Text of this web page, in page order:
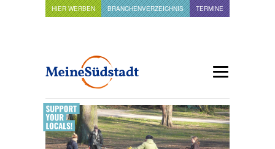
HIER WERBEN BRANCHENVERZEICHNIS TERMINE